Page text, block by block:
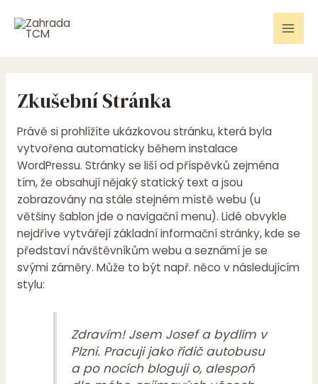
obsah
Zkušební Stránka
Právě si prohlížíte ukázkovou stránku, která byla
vytvořena automaticky během instalace
WordPressu. Stránky se liší od příspěvků zejména
tím, že obsahují nějaký statický text a jsou
zobrazovány na stále stejném místě webu (u
většiny šablon jde o navigační menu). Lidé obvykle
nejdříve vytvářejí základní informační stránky, kde se
představí návštěvníkům webu a seznámí je se
svými záměry. Může to být např. něco v následujícím
stylu:
Zdravím! Jsem Josef a bydlím v
Plzni. Pracuji jako řidič autobusu
a po nocích bloguji o, alespoň